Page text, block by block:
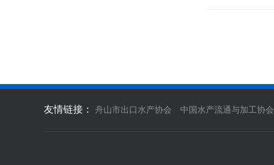
友情链接： 舟山市出口水产协会 中国水产流通与加工协会